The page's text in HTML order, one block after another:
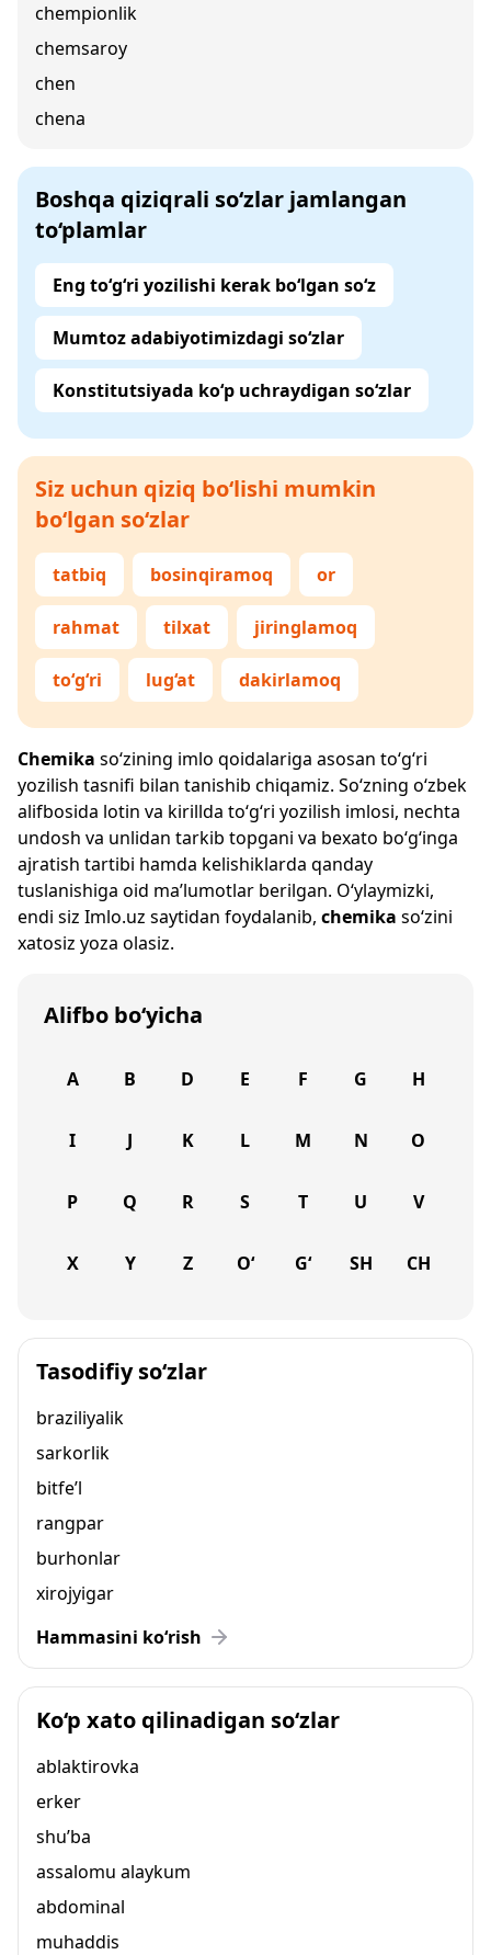
chempionlik
chemsaroy
chen
chena
Boshqa qiziqrali so‘zlar jamlangan
to‘plamlar
Eng to‘g‘ri yozilishi kerak bo‘lgan so‘z
Mumtoz adabiyotimizdagi so‘zlar
Konstitutsiyada ko‘p uchraydigan so‘zlar
Siz uchun qiziq bo‘lishi mumkin
bo‘lgan so‘zlar
tatbiq bosinqiramoq or
rahmat tilxat jiringlamoq
to‘g‘ri lug‘at dakirlamoq
Chemika so‘zining imlo qoidalariga asosan to‘g‘ri
yozilish tasnifi bilan tanishib chiqamiz. So‘zning o‘zbek
alifbosida lotin va kirillda to‘g‘ri yozilish imlosi, nechta
undosh va unlidan tarkib topgani va bexato bo‘g‘inga
ajratish tartibi hamda kelishiklarda qanday
tuslanishiga oid ma’lumotlar berilgan. O‘ylaymizki,
endi siz Imlo.uz saytidan foydalanib, chemika so‘zini
xatosiz yoza olasiz.
Alifbo bo‘yicha
A B D E F G H
I J K L M N O
P Q R S T U V
X Y Z O‘ G‘ SH CH
Tasodifiy so‘zlar
braziliyalik
sarkorlik
bitfe’l
rangpar
burhonlar
xirojyigar
Hammasini ko‘rish
Ko‘p xato qilinadigan so‘zlar
ablaktirovka
erker
shu’ba
assalomu alaykum
abdominal
muhaddis